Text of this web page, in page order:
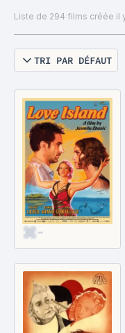
Liste de 294 films créée il
TRI PAR DÉFAUT
-